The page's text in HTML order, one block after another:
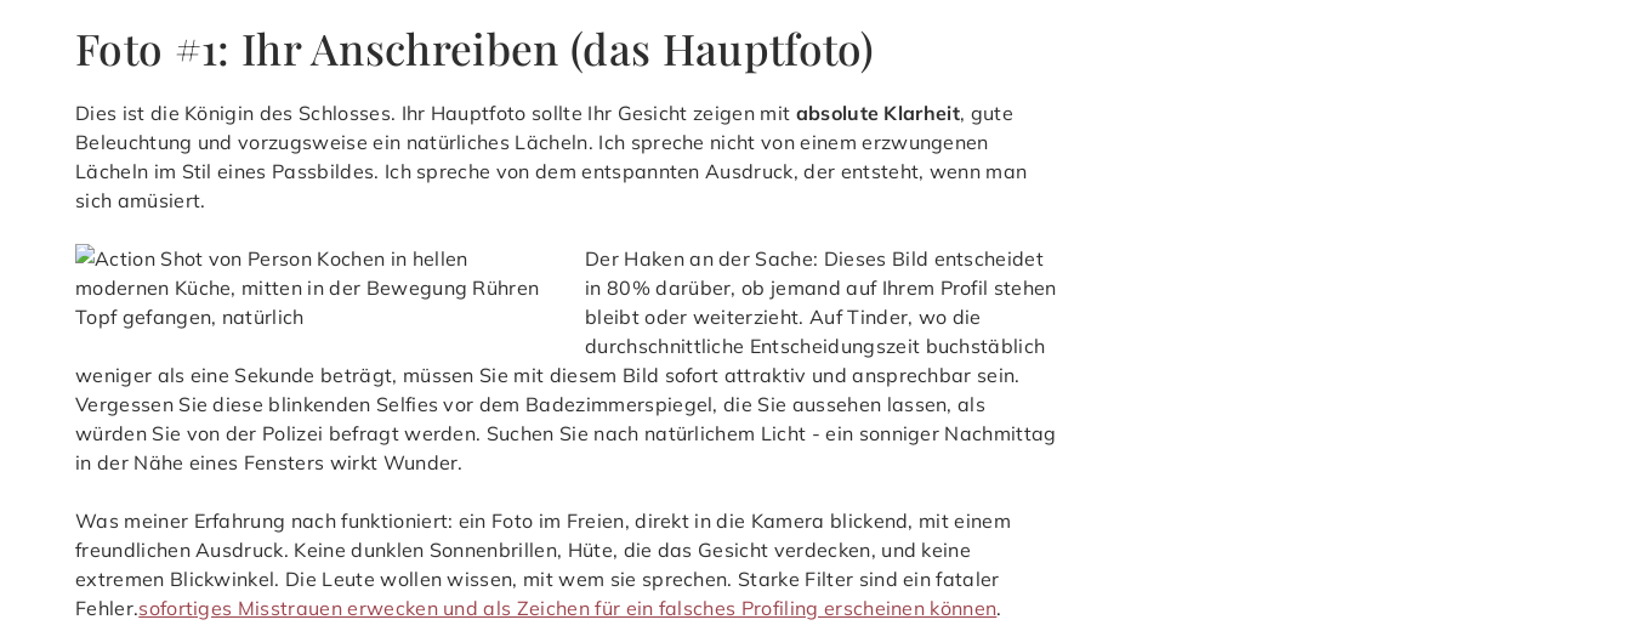
Foto #1: Ihr Anschreiben (das Hauptfoto)
Dies ist die Königin des Schlosses. Ihr Hauptfoto sollte Ihr Gesicht zeigen mit absolute Klarheit, gute
Beleuchtung und vorzugsweise ein natürliches Lächeln. Ich spreche nicht von einem erzwungenen
Lächeln im Stil eines Passbildes. Ich spreche von dem entspannten Ausdruck, der entsteht, wenn man
sich amüsiert.
Der Haken an der Sache: Dieses Bild entscheidet
in 80% darüber, ob jemand auf Ihrem Profil stehen
bleibt oder weiterzieht. Auf Tinder, wo die
durchschnittliche Entscheidungszeit buchstäblich
weniger als eine Sekunde beträgt, müssen Sie mit diesem Bild sofort attraktiv und ansprechbar sein.
Vergessen Sie diese blinkenden Selfies vor dem Badezimmerspiegel, die Sie aussehen lassen, als
würden Sie von der Polizei befragt werden. Suchen Sie nach natürlichem Licht - ein sonniger Nachmittag
in der Nähe eines Fensters wirkt Wunder.
Was meiner Erfahrung nach funktioniert: ein Foto im Freien, direkt in die Kamera blickend, mit einem
freundlichen Ausdruck. Keine dunklen Sonnenbrillen, Hüte, die das Gesicht verdecken, und keine
extremen Blickwinkel. Die Leute wollen wissen, mit wem sie sprechen. Starke Filter sind ein fataler
Fehler.sofortiges Misstrauen erwecken und als Zeichen für ein falsches Profiling erscheinen können.